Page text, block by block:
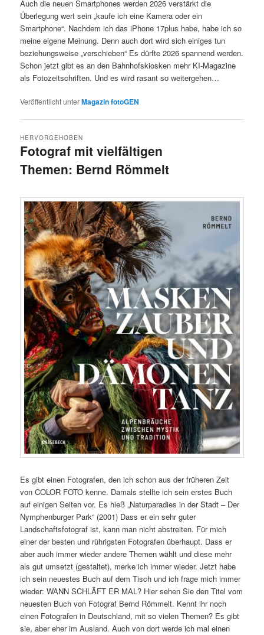
Auch die neuen Smartphones werden 2026 verstärkt die
Überlegung wert sein „kaufe ich eine Kamera oder ein
Smartphone“. Nachdem ich das iPhone 17plus habe, habe ich so
meine eigene Meinung. Denn auch dort wird sich einiges tun
beziehungsweise „verschieben“ Es dürfte 2026 spannend werden.
Schon jetzt gibt es an den Bahnhofskiosken mehr KI-Magazine
als Fotozeitschriften. Und es wird rasant so weitergehen…
Veröffentlicht unterMagazin fotoGEN
Fotograf mit vielfältigen
Themen: Bernd Römmelt
HERVORGEHOBEN
Es gibt einen Fotografen, den ich schon aus der früheren Zeit
von COLOR FOTO kenne. Damals stellte ich sein erstes Buch
auf einigen Seiten vor. Es hieß „Naturparadies in der Stadt – Der
Nymphenburger Park“ (2001) Dass er ein sehr guter
Landschaftsfotograf ist, kann man nicht abstreiten. Für mich
einer der besten und rührigsten Fotografen überhaupt. Dass er
aber auch immer wieder andere Themen wählt und diese mehr
als gut umsetzt (gestaltet), merke ich immer wieder. Jetzt habe
ich sein neuestes Buch auf dem Tisch und ich frage mich immer
wieder: WANN SCHLÄFT ER MAL? Hier sehen Sie den Titel vom
neuesten Buch von Fotograf Bernd Römmelt. Kennt ihr noch
einen Fotografen in Deutschland, mit so vielen Themen? Es gibt
sie, aber eher im Ausland. Auch von dort werde ich mal einen